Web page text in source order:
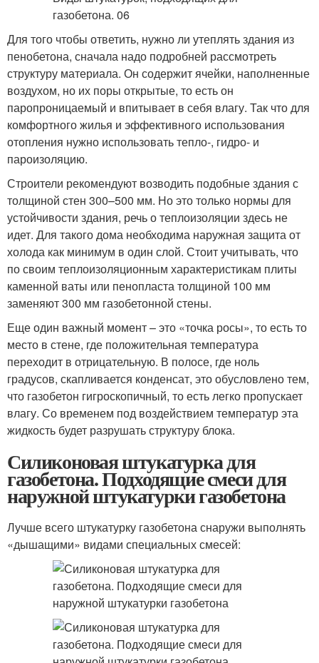
Для того чтобы ответить, нужно ли утеплять здания из
пенобетона, сначала надо подробней рассмотреть
структуру материала. Он содержит ячейки, наполненные
воздухом, но их поры открытые, то есть он
паропроницаемый и впитывает в себя влагу. Так что для
комфортного жилья и эффективного использования
отопления нужно использовать тепло-, гидро- и
пароизоляцию.
Строители рекомендуют возводить подобные здания с
толщиной стен 300–500 мм. Но это только нормы для
устойчивости здания, речь о теплоизоляции здесь не
идет. Для такого дома необходима наружная защита от
холода как минимум в один слой. Стоит учитывать, что
по своим теплоизоляционным характеристикам плиты
каменной ваты или пенопласта толщиной 100 мм
заменяют 300 мм газобетонной стены.
Еще один важный момент – это «точка росы», то есть то
место в стене, где положительная температура
переходит в отрицательную. В полосе, где ноль
градусов, скапливается конденсат, это обусловлено тем,
что газобетон гигроскопичный, то есть легко пропускает
влагу. Со временем под воздействием температур эта
жидкость будет разрушать структуру блока.
Силиконовая штукатурка для
газобетона. Подходящие смеси для
наружной штукатурки газобетона
Лучше всего штукатурку газобетона снаружи выполнять
«дышащими» видами специальных смесей: